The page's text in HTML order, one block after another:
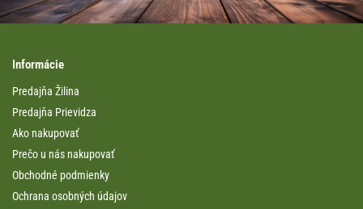
Informácie
Predajňa Žilina
Predajňa Prievidza
Ako nakupovať
Prečo u nás nakupovať
Obchodné podmienky
Ochrana osobných údajov